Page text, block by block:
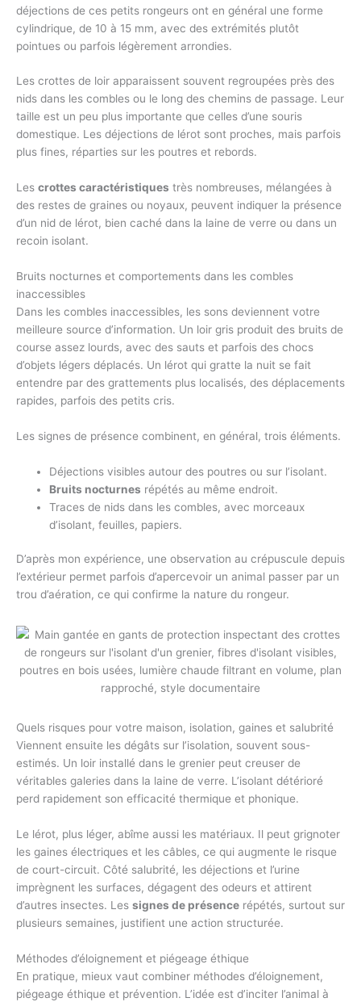
déjections de ces petits rongeurs ont en général une forme
cylindrique, de 10 à 15 mm, avec des extrémités plutôt
pointues ou parfois légèrement arrondies.
Les crottes de loir apparaissent souvent regroupées près des
nids dans les combles ou le long des chemins de passage. Leur
taille est un peu plus importante que celles d’une souris
domestique. Les déjections de lérot sont proches, mais parfois
plus fines, réparties sur les poutres et rebords.
Les crottes caractéristiques très nombreuses, mélangées à
des restes de graines ou noyaux, peuvent indiquer la présence
d’un nid de lérot, bien caché dans la laine de verre ou dans un
recoin isolant.
Bruits nocturnes et comportements dans les combles
inaccessibles
Dans les combles inaccessibles, les sons deviennent votre
meilleure source d’information. Un loir gris produit des bruits de
course assez lourds, avec des sauts et parfois des chocs
d’objets légers déplacés. Un lérot qui gratte la nuit se fait
entendre par des grattements plus localisés, des déplacements
rapides, parfois des petits cris.
Les signes de présence combinent, en général, trois éléments.
Déjections visibles autour des poutres ou sur l’isolant.
Bruits nocturnes répétés au même endroit.
Traces de nids dans les combles, avec morceaux
d’isolant, feuilles, papiers.
D’après mon expérience, une observation au crépuscule depuis
l’extérieur permet parfois d’apercevoir un animal passer par un
trou d’aération, ce qui confirme la nature du rongeur.
Quels risques pour votre maison, isolation, gaines et salubrité
Viennent ensuite les dégâts sur l’isolation, souvent sous-
estimés. Un loir installé dans le grenier peut creuser de
véritables galeries dans la laine de verre. L’isolant détérioré
perd rapidement son efficacité thermique et phonique.
Le lérot, plus léger, abîme aussi les matériaux. Il peut grignoter
les gaines électriques et les câbles, ce qui augmente le risque
de court-circuit. Côté salubrité, les déjections et l’urine
imprègnent les surfaces, dégagent des odeurs et attirent
d’autres insectes. Les signes de présence répétés, surtout sur
plusieurs semaines, justifient une action structurée.
Méthodes d’éloignement et piégeage éthique
En pratique, mieux vaut combiner méthodes d’éloignement,
piégeage éthique et prévention. L’idée est d’inciter l’animal à